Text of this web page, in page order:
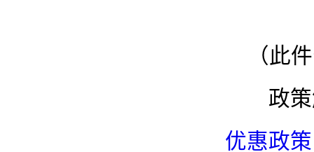
（此
政策
优惠政策